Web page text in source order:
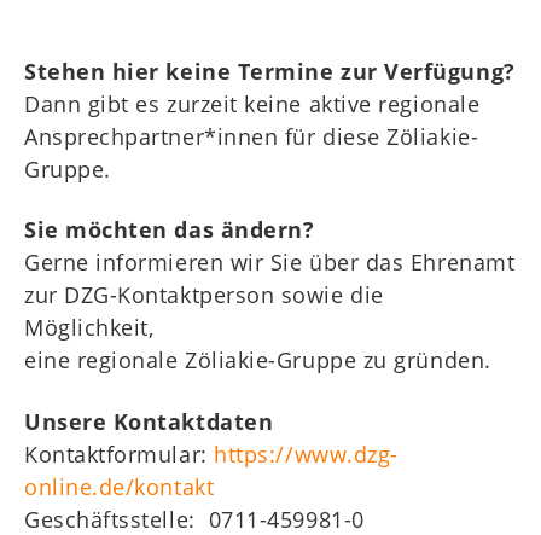
Stehen hier keine Termine zur Verfügung?
Dann gibt es zurzeit keine aktive regionale
Ansprechpartner*innen für diese Zöliakie-
Gruppe.
Sie möchten das ändern?
Gerne informieren wir Sie über das Ehrenamt
zur DZG-Kontaktperson sowie die
Möglichkeit,
eine regionale Zöliakie-Gruppe zu gründen.
Unsere Kontaktdaten
Kontaktformular: https://www.dzg-
online.de/kontakt
Geschäftsstelle: 0711-459981-0